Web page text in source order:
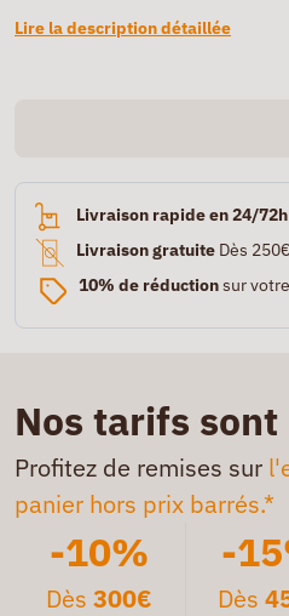
Lire la description détaillée
Livraison rapide en 24/72h
Livraison gratuite Dès
10% de réductionsur
Nos tarifs
Profitez de remises sur
panier hors prix barrés.*
-10%
Dès300€
-
Dès